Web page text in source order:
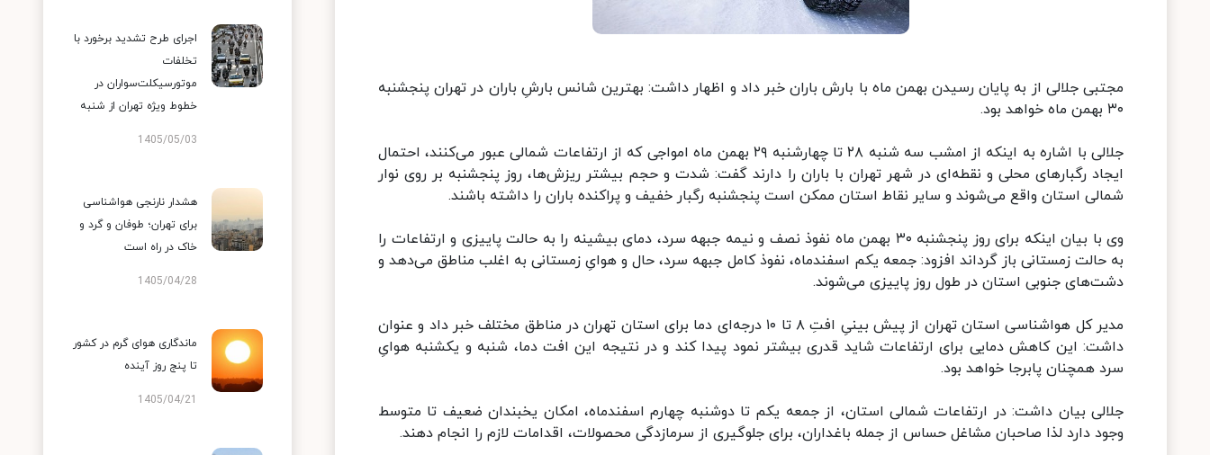
مجتبی جلالی از به پایان رسیدن بهمن ماه با بارش باران خبر داد و اظهار داشت: بهترین شانس بارشِ باران در تهران پنجشنبه
۳۰ بهمن ماه خواهد بود.
جلالی با اشاره به اینکه از امشب سه شنبه ۲۸ تا چهارشنبه ۲۹ بهمن ماه امواجی که از ارتفاعات شمالی عبور می‌کنند، احتمال
ایجاد رگبارهای محلی و نقطه‌ای در شهر تهران با باران را دارند گفت: شدت و حجم بیشتر ریزش‌ها، روز پنجشنبه بر روی نوار
شمالی استان واقع می‌شوند و سایر نقاط استان ممکن است پنجشنبه رگبار خفیف و پراکنده باران را داشته باشند.
وی با بیان اینکه برای روز پنجشنبه ۳۰ بهمن ماه نفوذ نصف و نیمه جبهه سرد، دمای بیشینه را به حالت پاییزی و ارتفاعات را
به حالت زمستانی باز گرداند افزود: جمعه یکم اسفندماه، نفوذ کامل جبهه سرد، حال و هوایِ زمستانی به اغلب مناطق می‌دهد و
دشت‌های جنوبی استان در طول روز پاییزی می‌شوند.
مدیر کل هواشناسی استان تهران از پیش بینیِ افتِ ۸ تا ۱۰ درجه‌ای دما برای استان تهران در مناطق مختلف خبر داد و عنوان
داشت: این کاهش دمایی برای ارتفاعات شاید قدری بیشتر نمود پیدا کند و در نتیجه این افت دما، شنبه و یکشنبه هوایِ
سرد همچنان پابرجا خواهد بود.
جلالی بیان داشت: در ارتفاعات شمالی استان، از جمعه یکم تا دوشنبه چهارم اسفندماه، امکان یخبندان ضعیف تا متوسط
وجود دارد لذا صاحبان مشاغل حساس از جمله باغداران، برای جلوگیری از سرمازدگی محصولات، اقدامات لازم را انجام دهند.
اجرای طرح تشدید برخورد با
تخلفات
موتورسیکلت‌سواران در
خطوط ویژه تهران از شنبه
1405/05/03
هشدار نارنجی هواشناسی
برای تهران؛ طوفان و گرد و
خاک در راه است
1405/04/28
ماندگاری هوای گرم در کشور
تا پنج روز آینده
1405/04/21